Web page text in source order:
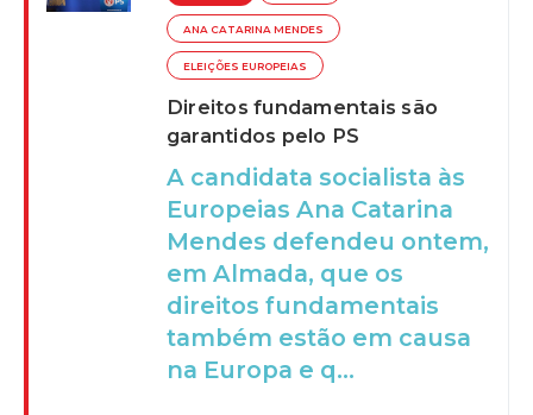
ANA CATARINA MENDES
ELEIÇÕES EUROPEIAS
Direitos fundamentais são
garantidos pelo PS
A candidata socialista às
Europeias Ana Catarina
Mendes defendeu ontem,
em Almada, que os
direitos fundamentais
também estão em causa
na Europa e q...